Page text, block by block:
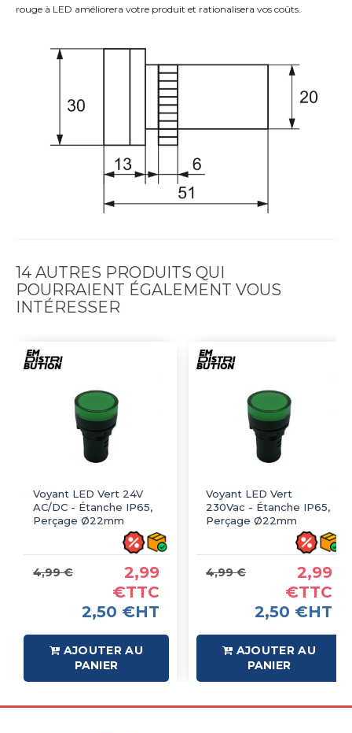
rouge à LED améliorera votre produit et rationalisera vos coûts.
14 AUTRES PRODUITS QUI
POURRAIENT ÉGALEMENT VOUS
INTÉRESSER
Voyant LED Vert 24V
AC/DC - Étanche IP65,
Perçage Ø22mm
4,99 €
2,99
€TTC
2,50 €HT
AJOUTER AU
PANIER
Voyant LED Vert
230Vac - Étanche IP65,
Perçage Ø22mm
4,99 €
2,99
€TTC
2,50 €HT
AJOUTER AU
PANIER